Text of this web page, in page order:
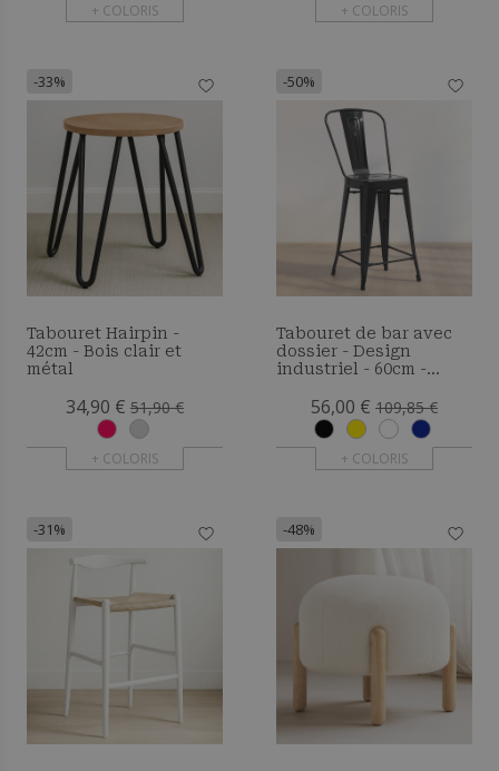
+ COLORIS + COLORIS
-33%
Tabouret Hairpin -
42cm - Bois clair et
métal
34,90 € 51,90 €
+ COLORIS
-50%
Tabouret de bar avec
dossier - Design
industriel - 60cm -
Metalix56,00 € 109,85 €
+ COLORIS
-31% -48%